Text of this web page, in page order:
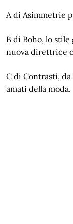
A di Asimmetrie
B di Boho, lo stile
nuova direttrice
C di Contrasti,
amati della moda.